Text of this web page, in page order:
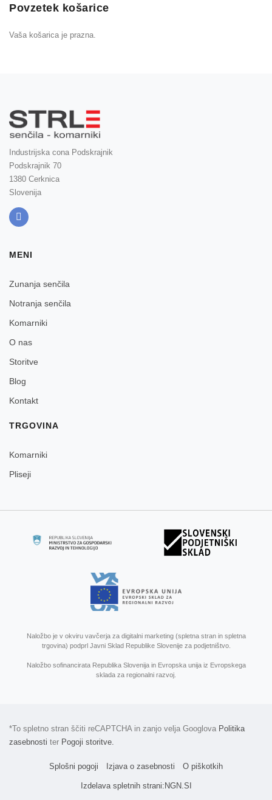
Povzetek košarice
Vaša košarica je prazna.
Industrijska cona Podskrajnik
Podskrajnik 70
1380 Cerknica
Slovenija
MENI
Zunanja senčila
Notranja senčila
Komarniki
O nas
Storitve
Blog
Kontakt
TRGOVINA
Komarniki
Pliseji
Naložbo je v okviru vavčerja za digitalni marketing (spletna stran in spletna
trgovina) podprl Javni Sklad Republike Slovenije za podjetništvo.
Naložbo sofinancirata Republika Slovenija in Evropska unija iz Evropskega
sklada za regionalni razvoj.
*To spletno stran ščiti reCAPTCHA in zanjo velja Googlova Politika
zasebnosti ter Pogoji storitve.
Izdelava spletnih strani: NGN.SI
Splošni pogoji Izjava o zasebnosti O piškotkih